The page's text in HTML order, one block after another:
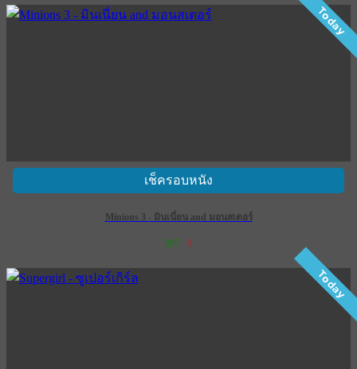
Today
เช็ครอบหนัง
Minions 3 - มินเนี่ยน and มอนสเตอร์
207 6
Today